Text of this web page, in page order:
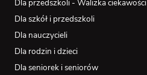
Dla przedszkoli - Walizka ciekawości
Dla szkół i przedszkoli
Dla nauczycieli
Dla rodzin i dzieci
Dla seniorek i seniorów